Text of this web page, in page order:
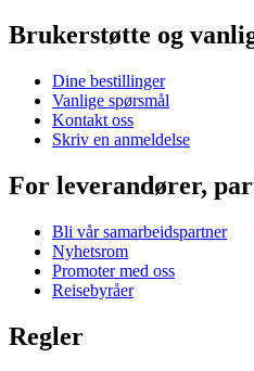
Brukerstøtte og
Dine bestillinger
Vanlige spørsmål
Kontakt oss
Skriv en anmeldelse
For leverandører,
Bli vår samarbeidspartner
Nyhetsrom
Promoter med oss
Reisebyråer
Regler